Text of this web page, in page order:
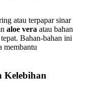
atau terpapar sinar
aloe vera atau bahan
Bahan-bahan ini
membantu
Kelebihan